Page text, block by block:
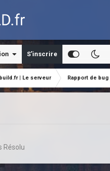
S’inscrire
| Le serveur Rapport de bug
Résolu